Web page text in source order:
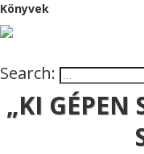
Könyvek
Search:
„KI GÉPEN